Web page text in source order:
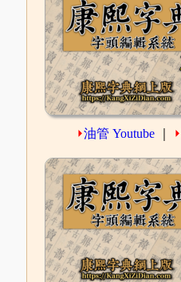
⏵油管 Youtube ⏵